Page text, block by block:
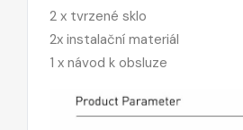
2 x tvrzené sklo
2x instalační materiál
1 x návod k obsluze